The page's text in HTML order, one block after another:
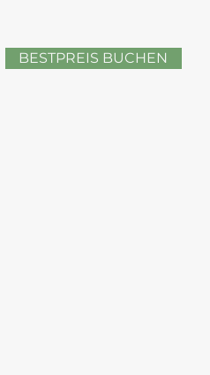
BESTPREIS BUCHEN